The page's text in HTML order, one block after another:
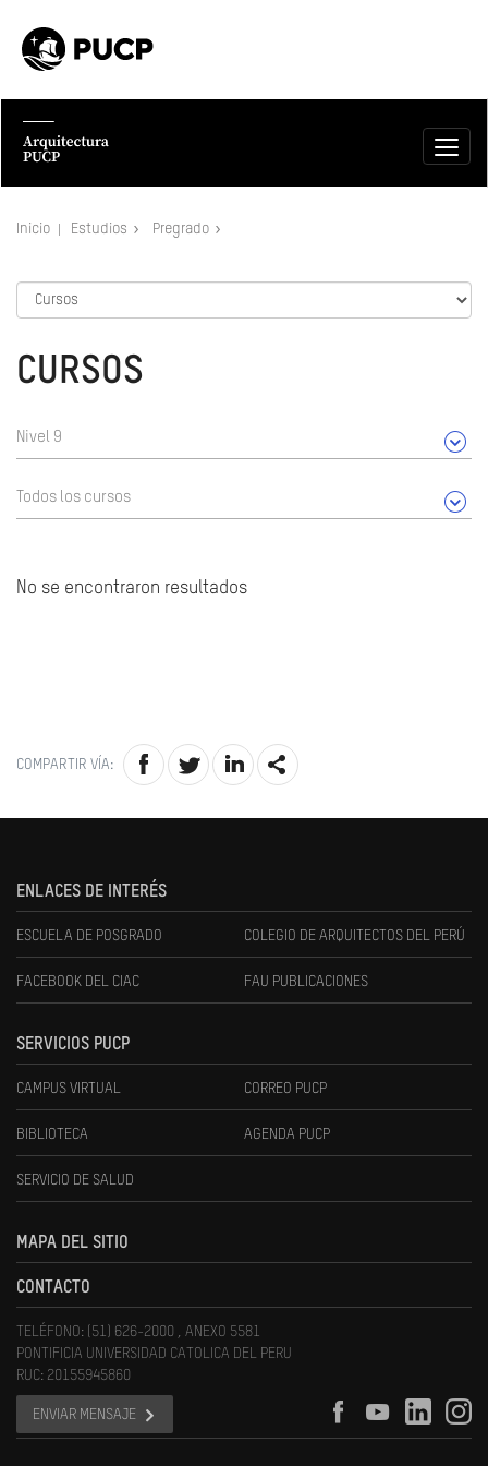
Inicio Estudios Pregrado
CURSOS
Nivel 9
Todos los cursos
No se encontraron resultados
COMPARTIR VÍA:
ENLACES DE INTERÉS
ESCUELA DE POSGRADO COLEGIO DE ARQUITECTOS DEL PERÚ
FACEBOOK DEL CIAC FAU PUBLICACIONES
SERVICIOS PUCP
CAMPUS VIRTUAL CORREO PUCP
BIBLIOTECA AGENDA PUCP
SERVICIO DE SALUD
MAPA DEL SITIO
CONTACTO
TELÉFONO: (51) 626-2000 , ANEXO 5581
PONTIFICIA UNIVERSIDAD CATOLICA DEL PERU
RUC: 20155945860
ENVIAR MENSAJE